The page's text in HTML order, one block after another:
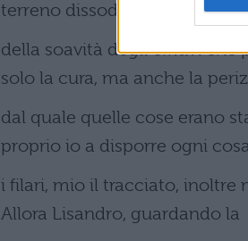
terreno dissodato e pulito che
della soavità degli effluvi che
solo la cura, ma anche la
dal quale quelle cose erano
proprio io a disporre ogni
i filari, mio il tracciato, inoltre
Allora Lisandro, guardando la